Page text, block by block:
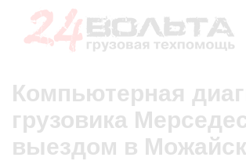
Компьютерная
грузовика
выездом в